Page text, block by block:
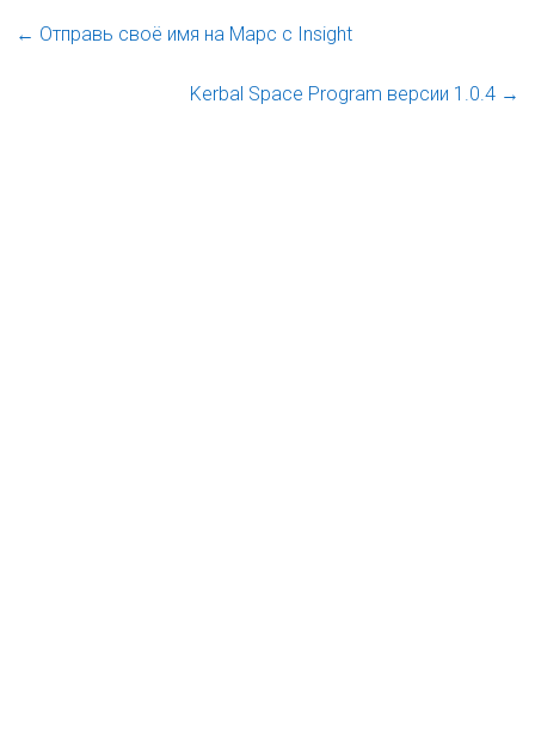
← Отправь своё имя на Марс с Insight
Kerbal Space Program версии 1.0.4 →